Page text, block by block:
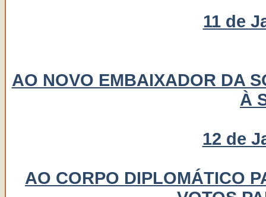
11 de
AO NOVO EMBAIXADOR DA
À
12 de
AO CORPO DIPLOMÁTICO